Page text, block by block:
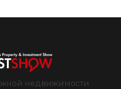
недвижимости